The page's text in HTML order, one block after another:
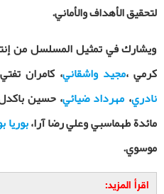
لتحقيق الأهداف والأماني.
ويشارك في تمثيل المسلسل من
كرمي ،مجيد واشقاني، کامران
نادري، مهرداد ضيائي، حسين
مائدة طهماسبي وعلي رضا آرا،
موسوي.
اقرأ المزيد: